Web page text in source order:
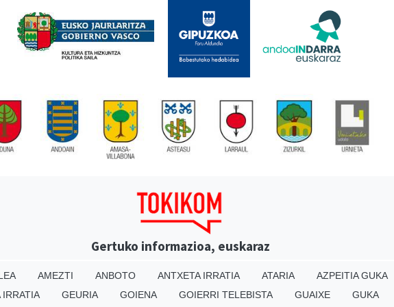
Gertuko informazioa, euskaraz
AMEZTI ANBOTO ANTXETA IRRATIA ATARIA AZPEITIA GUKA
IRRATIA GEURIA GOIENA GOIERRI TELEBISTA GUAIXE GUKA